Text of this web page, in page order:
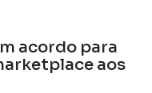
acordo para
aos